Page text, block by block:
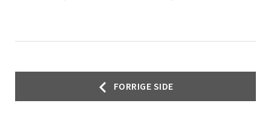
Innleggsnavigasjon
FORRIGE SIDE